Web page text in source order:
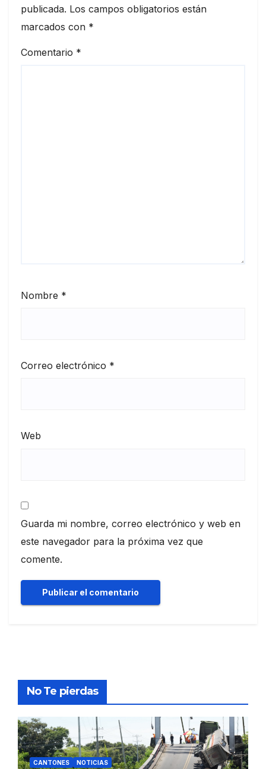
publicada. Los campos obligatorios están
marcados con *
Comentario *
Nombre *
Correo electrónico *
Web
Guarda mi nombre, correo electrónico y web en
este navegador para la próxima vez que
comente.
No Te pierdas
CANTONES NOTICIAS